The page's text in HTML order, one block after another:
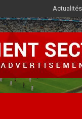
Actualités